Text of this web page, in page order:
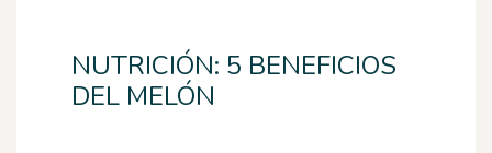
NUTRICIÓN: 5 BENEFICIOS
DEL MELÓN